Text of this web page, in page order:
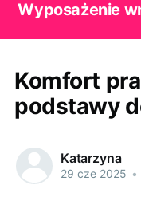
Wyposażenie
Komfort
podstawy
Katarzyna
29 cze 2025 •